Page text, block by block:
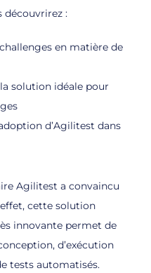
découvrirez :
en matière de
solution idéale pour
d’Agilitest dans
Agilitest a convaincu
cette solution
innovante permet de
d’exécution
tests automatisés.